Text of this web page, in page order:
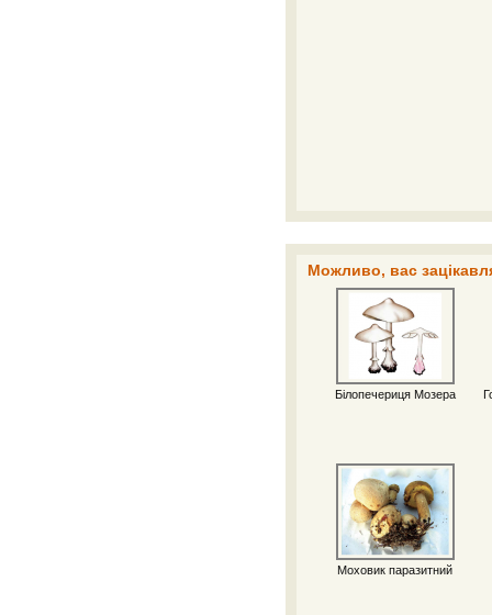
Можливо, вас
Білопечериця Мозера
Моховик паразитний